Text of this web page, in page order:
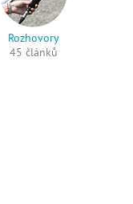
Rozhovory
45 článků